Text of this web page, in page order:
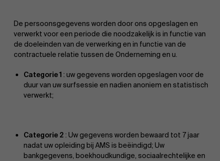
AMS team
De persoonsgegevens worden door ons opgeslagen en
verwerkt voor een periode die noodzakelijk is in functie van
de doeleinden van de verwerking en in functie van de
contractuele relatie tussen de Onderneming en u.
Categorie 1 : uw gegevens worden opgeslagen voor de
duur van uw surfsessie en nadien anoniem en statistisch
verwerkt;
Categorie 2 : Uw gegevens worden bewaard tot 7 jaar
nadat uw opleiding bij AMS is beëindigd; Uw
bankgegevens, boekhoudkundige, sociaalrechtelijke en